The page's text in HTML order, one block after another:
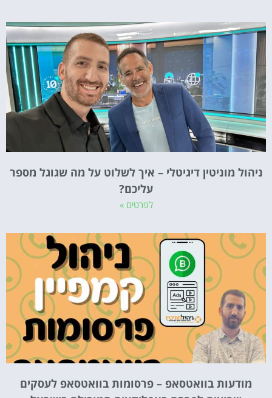
ניהול מוניטין דיגיטלי – איך לשלוט על מה שגוגל מספר
עליכם?
לפרטים »
מודעות בוואטסאפ – פרסומות בוואטסאפ לעסקים